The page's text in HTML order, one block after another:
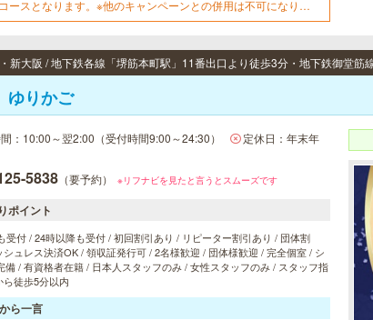
ースとなります。※他のキャンペーンとの併用は不可になりま
ゆりかご
：10:00～翌2:00（受付時間9:00～24:30）
定休日：年末年
5838 （要予約） ※リフナビを見たと言うとスムーズです
ポイント
受付 / 24時以降も受付 / 初回割引あり / リピーター割引あり / 団体割
シュレス決済OK / 領収証発行可 / 2名様歓迎 / 団体様歓迎 / 完全個室 / シ
備 / 有資格者在籍 / 日本人スタッフのみ / 女性スタッフのみ / スタッフ指
ら徒歩5分以内
ら一言